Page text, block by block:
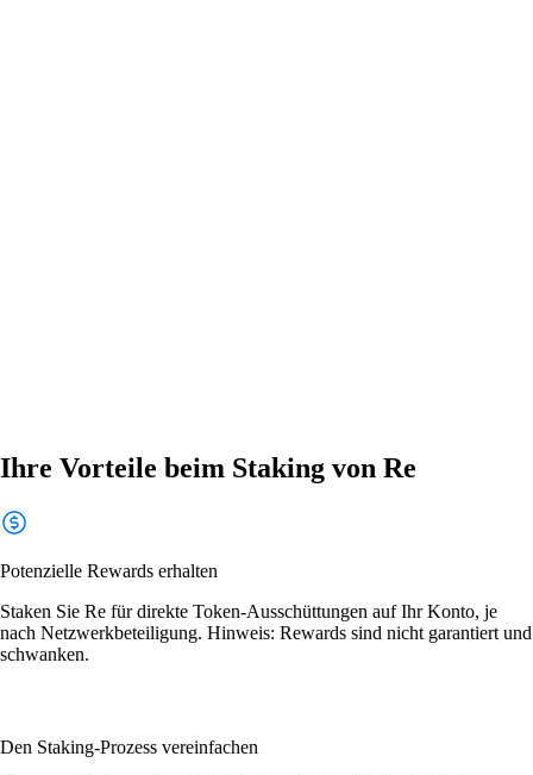
Ihre Vorteile beim Staking von Re
Potenzielle Rewards erhalten
Staken Sie Re für direkte Token-Ausschüttungen auf Ihr Konto, je
nach Netzwerkbeteiligung. Hinweis: Rewards sind nicht garantiert und
schwanken.
Den Staking-Prozess vereinfachen